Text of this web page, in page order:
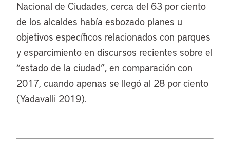
Nacional de Ciudades, cerca del 63 por ciento
de los alcaldes había esbozado planes u
objetivos específicos relacionados con parques
y esparcimiento en discursos recientes sobre el
“estado de la ciudad”, en comparación con
2017, cuando apenas se llegó al 28 por ciento
(Yadavalli 2019).